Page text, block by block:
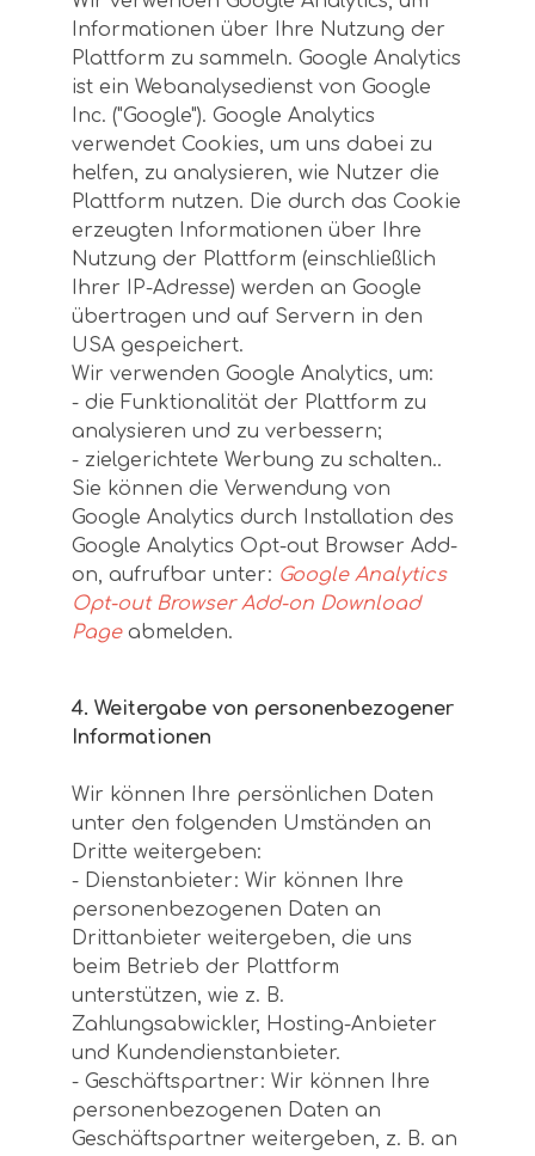
Informationen über Ihre Nutzung der
Plattform zu sammeln. Google Analytics
ist ein Webanalysedienst von Google
Inc. ("Google"). Google Analytics
verwendet Cookies, um uns dabei zu
helfen, zu analysieren, wie Nutzer die
Plattform nutzen. Die durch das Cookie
erzeugten Informationen über Ihre
Nutzung der Plattform (einschließlich
Ihrer IP-Adresse) werden an Google
übertragen und auf Servern in den
USA gespeichert.
Wir verwenden Google Analytics, um:
- die Funktionalität der Plattform zu
analysieren und zu verbessern;
- zielgerichtete Werbung zu schalten..
Sie können die Verwendung von
Google Analytics durch Installation des
Google Analytics Opt-out Browser Add-
on, aufrufbar unter: Google Analytics
Opt-out Browser Add-on Download
Pageabmelden.
4. Weitergabe von personenbezogener
Informationen
Wir können Ihre persönlichen Daten
unter den folgenden Umständen an
Dritte weitergeben:
- Dienstanbieter: Wir können Ihre
personenbezogenen Daten an
Drittanbieter weitergeben, die uns
beim Betrieb der Plattform
unterstützen, wie z. B.
Zahlungsabwickler, Hosting-Anbieter
und Kundendienstanbieter.
- Geschäftspartner: Wir können Ihre
personenbezogenen Daten an
Geschäftspartner weitergeben, z. B. an